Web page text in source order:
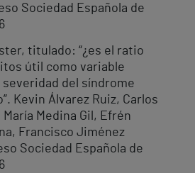
Sociedad Española de
titulado: “¿es el ratio
útil como variable
del síndrome
Kevin Álvarez Ruiz, Carlos
Medina Gil, Efrén
Francisco Jiménez
Sociedad Española de